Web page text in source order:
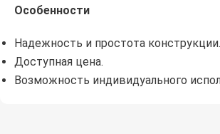
Особенности
Надежность и простота конструкции.
Доступная цена.
Возможность индивидуального